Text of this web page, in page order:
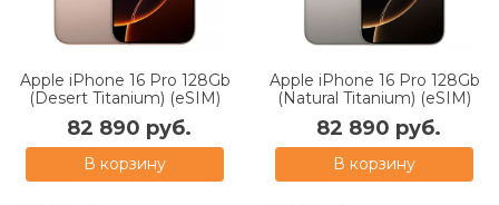
Apple iPhone 16 Pro 128Gb
(Desert Titanium) (eSIM)
82 890 руб.
В корзину
Apple iPhone 16 Pro 128Gb
(Natural Titanium) (eSIM)
82 890 руб.
В корзину